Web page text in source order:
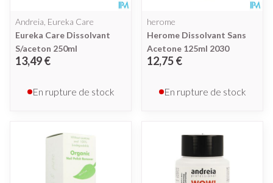
Andreia, Eureka Care
Eureka Care Dissolvant
S/aceton 250ml
13,49 €
En rupture de stock
herome
Herome Dissolvant Sans
Acetone 125ml 2030
12,75 €
En rupture de stock